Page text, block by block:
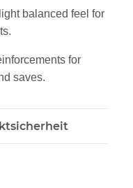
balanced feel for
for
saves.